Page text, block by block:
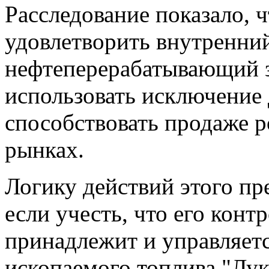
Расследование показало,
удовлетворить
нефтеперерабатывающий
использовать
способствовать продаже
рынках.
Логику действий этого
если учесть, что его
принадлежит и